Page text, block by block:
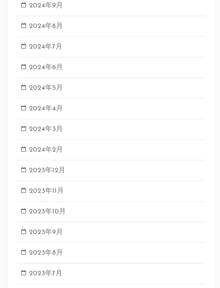
2024年9月
2024年8月
2024年7月
2024年6月
2024年5月
2024年4月
2024年3月
2024年2月
2023年12月
2023年11月
2023年10月
2023年9月
2023年8月
2023年7月